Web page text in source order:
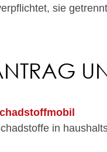
sie
in